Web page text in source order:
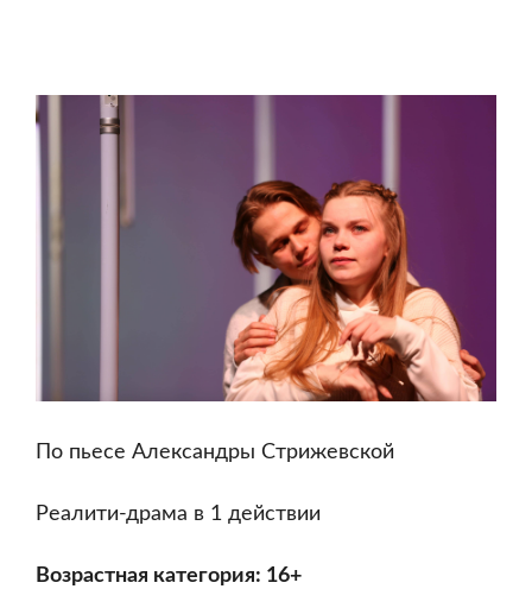
По пьесе Александры Стрижевской
Реалити-драма в 1 действии
Возрастная категория: 16+